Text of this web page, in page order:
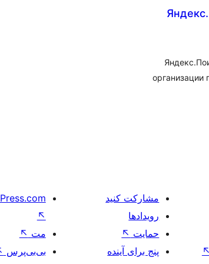
организации
↖
مشارکت کنید
رویدادها
حمایت ↖
پنج برای آینده
↖
مت ↖
بی‌بی‌پرس